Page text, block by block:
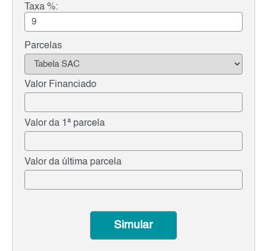
Taxa %:
Parcelas
Valor Financiado
Valor da 1ª parcela
Valor da última parcela
Simular